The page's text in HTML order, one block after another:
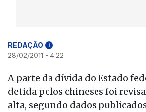
REDAÇÃO i
28/02/2011 - 4:22
A parte da dívida do Estado
detida pelos chineses foi
alta, segundo dados